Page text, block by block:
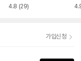
4.8 (29)
가입신청